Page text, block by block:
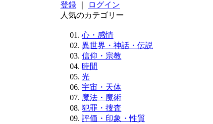
登録
ログイン
人気のカテゴリー
心・感情
異世界・神話・伝説
信仰・宗教
時間
光
宇宙・天体
魔法・魔術
犯罪・捜査
評価・印象・性質